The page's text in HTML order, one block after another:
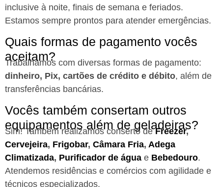
inclusive à noite, finais de semana e feriados.
Estamos sempre prontos para atender emergências.
Quais formas de pagamento vocês
aceitam?
Trabalhamos com diversas formas de pagamento:
dinheiro, Pix, cartões de crédito e débito, além de
transferências bancárias.
Vocês também consertam outros
equipamentos além de geladeiras?
Sim! Também realizamos conserto deFreezer,
Cervejeira, Frigobar, Câmara Fria, Adega
Climatizada, Purificador de água e Bebedouro.
Atendemos residências e comércios com agilidade e
técnicos especializados.